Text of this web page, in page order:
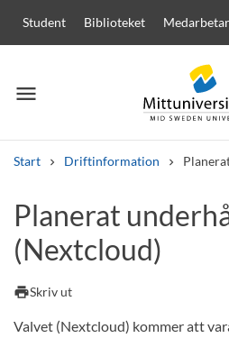
Student Biblioteket
menu
Meny
Start Driftinformation
Andra söktjänster
Kurser och program Kursplaner
Planerat
(Nextcloud)
printSkriv ut
Valvet (Nextcloud) kommer att